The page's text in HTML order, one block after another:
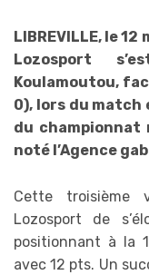
LIBREVILLE, le
Lozosport
Koulamoutou,
0), lors du match
du championnat
noté l’Agence
‎Cette troisième
Lozosport de
positionnant à la
avec 12 pts. Un